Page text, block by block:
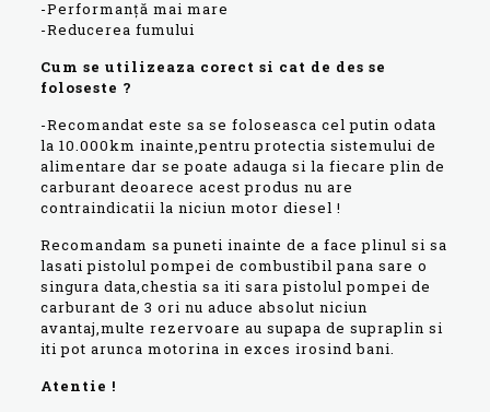
-Performanță mai mare
-Reducerea fumului
Cum se utilizeaza corect si cat de des se
foloseste ?
-Recomandat este sa se foloseasca cel putin odata
la 10.000km inainte,pentru protectia sistemului de
alimentare dar se poate adauga si la fiecare plin de
carburant deoarece acest produs nu are
contraindicatii la niciun motor diesel !
Recomandam sa puneti inainte de a face plinul si sa
lasati pistolul pompei de combustibil pana sare o
singura data,chestia sa iti sara pistolul pompei de
carburant de 3 ori nu aduce absolut niciun
avantaj,multe rezervoare au supapa de supraplin si
iti pot arunca motorina in exces irosind bani.
Atentie !